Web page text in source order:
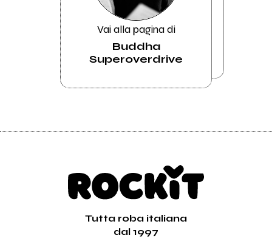
Vai alla pagina di
Buddha
Superoverdrive
Tutta roba italiana
dal 1997